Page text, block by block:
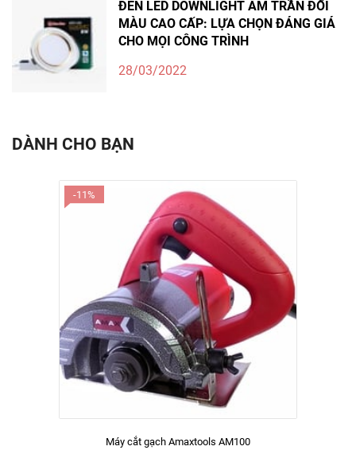
ĐÈN LED DOWNLIGHT ÂM TRẦN ĐỔI
MÀU CAO CẤP: LỰA CHỌN ĐÁNG GIÁ
CHO MỌI CÔNG TRÌNH
28/03/2022
DÀNH CHO BẠN
-11%
Máy cắt gạch Amaxtools AM100